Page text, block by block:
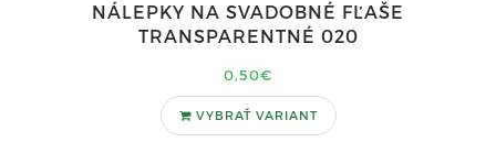
NÁLEPKY NA SVADOBNÉ FĽAŠE
TRANSPARENTNÉ 020
0,50€
VYBRAŤ VARIANT